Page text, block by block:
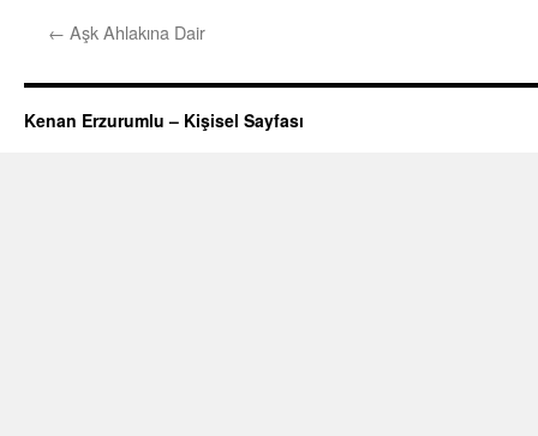
← Aşk Ahlakına Dair
Kenan Erzurumlu – Kişisel Sayfası